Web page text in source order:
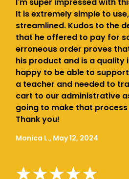
It is extremely simple to
streamlined. Kudos to the
that he offered to pay for
erroneous order proves
his product and is a quality
happy to be able to
a teacher and needed to
cart to our administrative
going to make that
Thank you!
Monica L., May 12, 2024